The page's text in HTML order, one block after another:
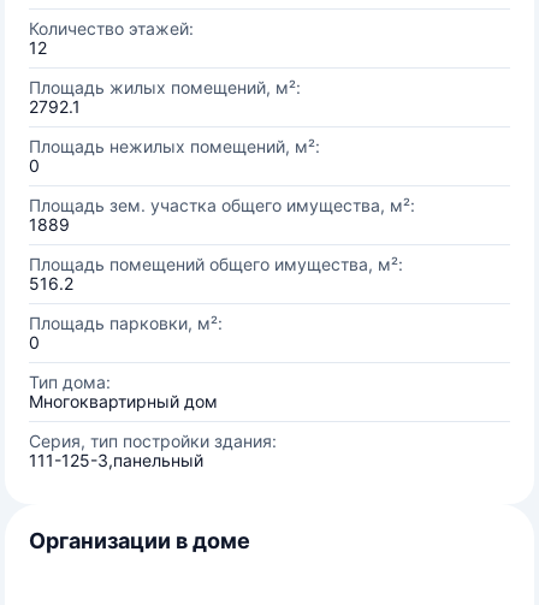
Количество этажей:
12
Площадь жилых помещений, м²:
2792.1
Площадь нежилых помещений, м²:
0
Площадь зем. участка общего имущества, м²:
1889
Площадь помещений общего имущества, м²:
516.2
Площадь парковки, м²:
0
Тип дома:
Многоквартирный дом
Серия, тип постройки здания:
111-125-3,панельный
Организации в доме